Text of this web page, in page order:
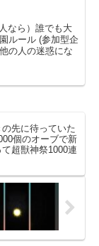
なら）誰でも大
ルール (参加型企
の人の迷惑にな
の先に待っていた
個のオーブで新
超獣神祭1000連